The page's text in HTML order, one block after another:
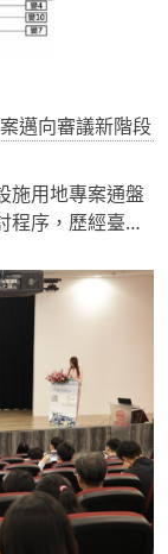
邁向審議新階段
施用地專案通盤
程序，歷經臺南
，過去因政府
公共設施保留
，形成「政府
地活化利用，
用地迄今已無